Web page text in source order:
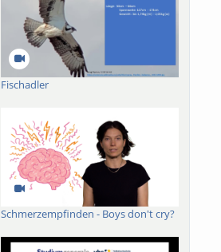
Fischadler
Schmerzempfinden - Boys don't cry?